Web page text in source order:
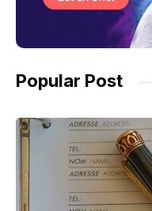
Popular Post